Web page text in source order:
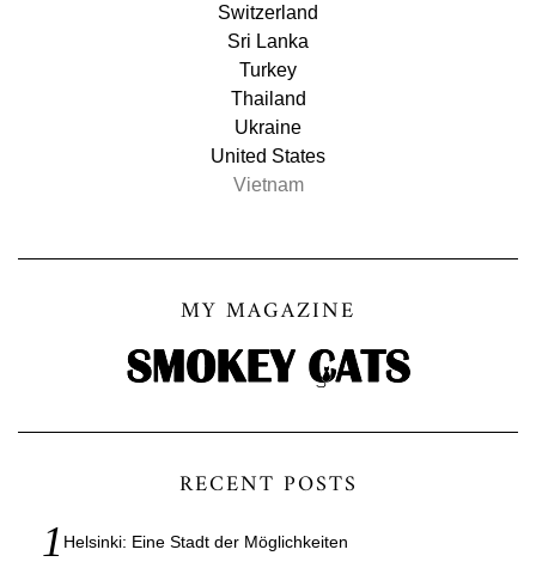
Switzerland
Sri Lanka
Turkey
Thailand
Ukraine
United States
Vietnam
MY MAGAZINE
RECENT POSTS
Helsinki: Eine Stadt der Möglichkeiten